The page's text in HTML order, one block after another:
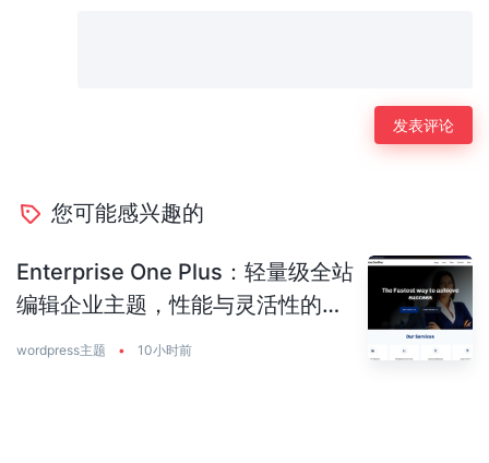
您可能感兴趣的
Enterprise One Plus：轻量级全站
编辑企业主题，性能与灵活性的完
wordpress主题 • 10小时前